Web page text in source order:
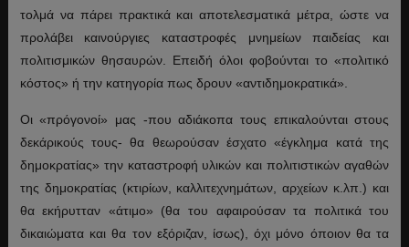
τολμά να πάρει πρακτικά και αποτελεσματικά μέτρα, ώστε να
προλάβει καινούργιες καταστροφές μνημείων παιδείας και
πολιτισμικών θησαυρών. Επειδή όλοι φοβούνται το «πολιτικό
κόστος» ή την κατηγορία πως δρουν «αντιδημοκρατικά».
Οι «πρόγονοί» μας -που αδιάκοπα τους επικαλούνται στους
δεκάρικούς τους- θα θεωρούσαν έσχατο «έγκλημα κατά της
δημοκρατίας» την καταστροφή υλικών και πολιτιστικών αγαθών
της δημοκρατίας (κτιρίων, καλλιτεχνημάτων, αρχείων κ.λπ.) και
θα εκήρυτταν «άτιμο» (θα του αφαιρούσαν τα πολιτικά του
δικαιώματα και θα τον εξόριζαν, ίσως), όχι μόνο όποιον θα τα